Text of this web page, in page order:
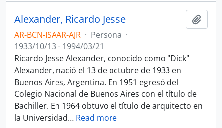
Alexander, Ricardo Jesse
AR-BCN-ISAAR-AJR · Persona ·
1933/10/13 - 1994/03/21
Ricardo Jesse Alexander, conocido como "Dick"
Alexander, nació el 13 de octubre de 1933 en
Buenos Aires, Argentina. En 1951 egresó del
Colegio Nacional de Buenos Aires con el título de
Bachiller. En 1964 obtuvo el título de arquitecto en
la Universidad… Read more